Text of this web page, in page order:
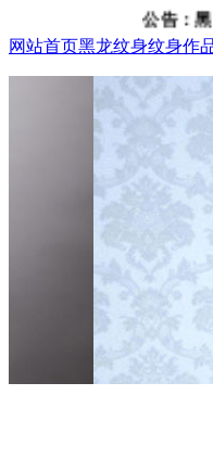
公告：黑
网站首页黑龙纹身纹身作